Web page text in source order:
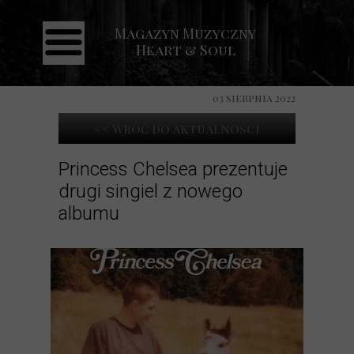
Strona główna
Aktualności
Koncerty
Kontakt
Magazyn Muzyczny
Heart & Soul
Princess Chelsea prezentuje
drugi singiel z nowego
albumu
<< Wróć do aktualności
03 sierpnia 2022